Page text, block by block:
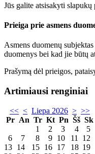
Jūs galite atsisakyti
Prieiga prie asmens
Asmens duomenų
duomenys bei kad jie būtų
Prašymą dėl prieigos,
Artimiausi renginiai
<< < Liepa 2026 > >>
Pr An Tr Kt Pn Šš Sk
1
2 3 4
5
6
7 8 9 10 11
12
13 14 15 16 17 18 19